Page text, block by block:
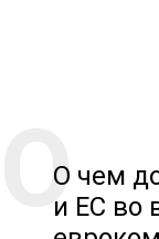
О чем
и ЕС во